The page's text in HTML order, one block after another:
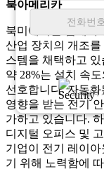
고객님의
북아메리카
북미에서는 업계가
산업 장치의 개조를
스템을 채택하고
약 28%는 설치 속
선호합니다. 자동
영향을 받는 전기
가하고 있습니다.
디지털 오피스 및
기업이 전기 레이
기 위해 노력함에